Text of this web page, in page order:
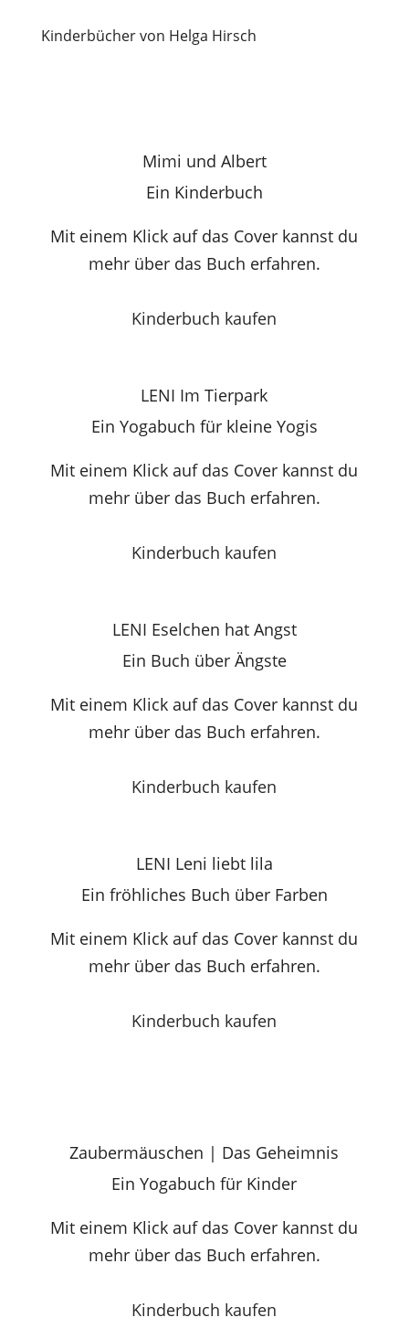
Kinderbücher von Helga Hirsch
Mimi und Albert
Ein Kinderbuch
Mit einem Klick auf das Cover kannst du
mehr über das Buch erfahren.
Kinderbuch kaufen
LENI Im Tierpark
Ein Yogabuch für kleine Yogis
Mit einem Klick auf das Cover kannst du
mehr über das Buch erfahren.
Kinderbuch kaufen
LENI Eselchen hat Angst
Ein Buch über Ängste
Mit einem Klick auf das Cover kannst du
mehr über das Buch erfahren.
Kinderbuch kaufen
LENI Leni liebt lila
Ein fröhliches Buch über Farben
Mit einem Klick auf das Cover kannst du
mehr über das Buch erfahren.
Kinderbuch kaufen
Zaubermäuschen | Das Geheimnis
Ein Yogabuch für Kinder
Mit einem Klick auf das Cover kannst du
mehr über das Buch erfahren.
Kinderbuch kaufen